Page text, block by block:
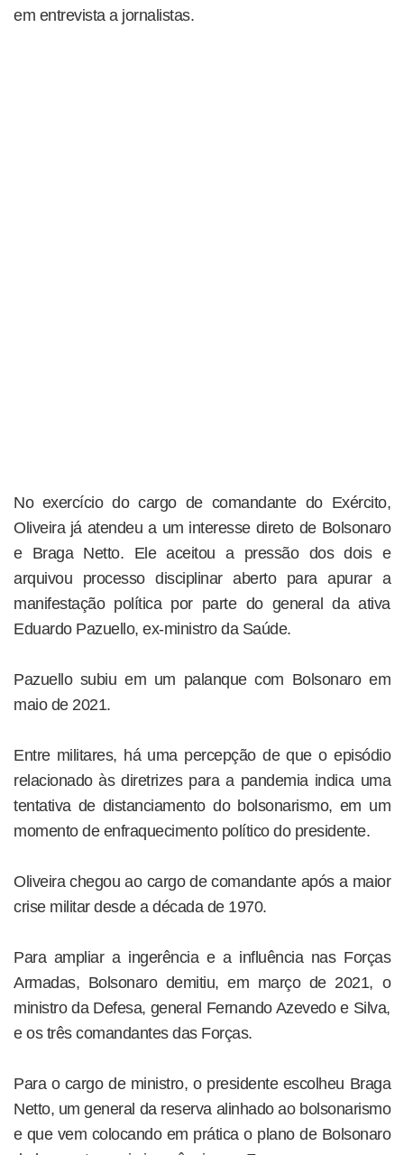
em entrevista a jornalistas.
No exercício do cargo de comandante do Exército,
Oliveira já atendeu a um interesse direto de Bolsonaro
e Braga Netto. Ele aceitou a pressão dos dois e
arquivou processo disciplinar aberto para apurar a
manifestação política por parte do general da ativa
Eduardo Pazuello, ex-ministro da Saúde.
Pazuello subiu em um palanque com Bolsonaro em
maio de 2021.
Entre militares, há uma percepção de que o episódio
relacionado às diretrizes para a pandemia indica uma
tentativa de distanciamento do bolsonarismo, em um
momento de enfraquecimento político do presidente.
Oliveira chegou ao cargo de comandante após a maior
crise militar desde a década de 1970.
Para ampliar a ingerência e a influência nas Forças
Armadas, Bolsonaro demitiu, em março de 2021, o
ministro da Defesa, general Fernando Azevedo e Silva,
e os três comandantes das Forças.
Para o cargo de ministro, o presidente escolheu Braga
Netto, um general da reserva alinhado ao bolsonarismo
e que vem colocando em prática o plano de Bolsonaro